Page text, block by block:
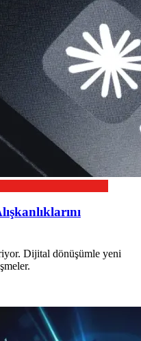
Dijital dönüşümle yeni